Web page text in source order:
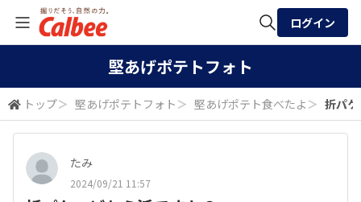
検索
ログイン
堅あげポテトフォト
トップ＞ 堅あげポテトフォト ＞ 堅あげポテト食べたよ ＞ 折パ
たみ
2024/09/21 11:57